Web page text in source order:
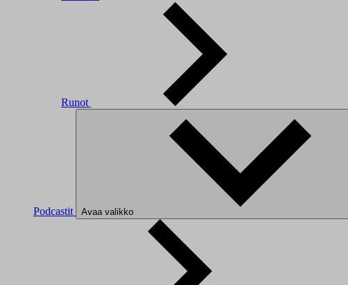
Runot
Podcastit Avaa valikko